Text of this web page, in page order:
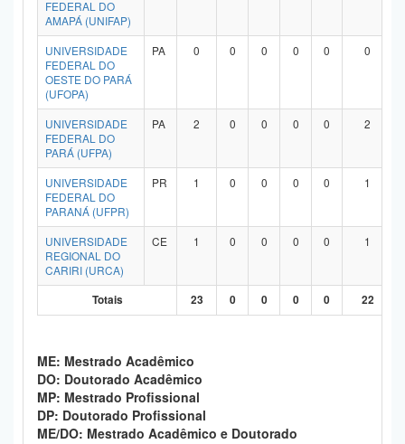
FEDERAL DO
AMAPÁ (UNIFAP)
UNIVERSIDADE
FEDERAL DO
OESTE DO PARÁ
(UFOPA)
PA 0 0 0 0 0 0
UNIVERSIDADE
FEDERAL DO
PARÁ (UFPA)
PA 2 0 0 0 0 2
UNIVERSIDADE
FEDERAL DO
PARANÁ (UFPR)
PR 1 0 0 0 0 1
UNIVERSIDADE
REGIONAL DO
CARIRI (URCA)
CE 1 0 0 0 0 1
Totais 23 0 0 0 0 22
ME: Mestrado Acadêmico
DO: Doutorado Acadêmico
MP: Mestrado Profissional
DP: Doutorado Profissional
ME/DO: Mestrado Acadêmico e Doutorado